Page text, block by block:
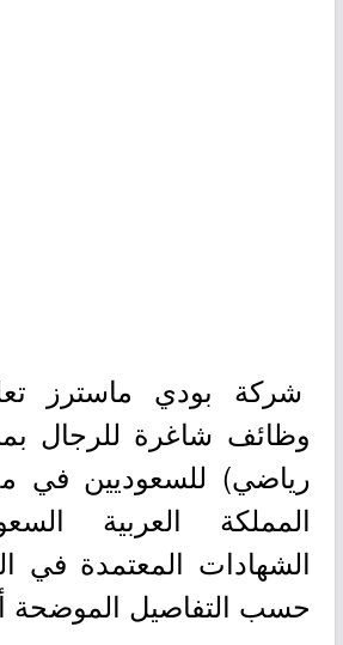
شركة بودي ماسترز
وظائف شاغرة للرجال
رياضي) للسعوديين في
المملكة العربية
الشهادات المعتمدة في
حسب التفاصيل الموضحة